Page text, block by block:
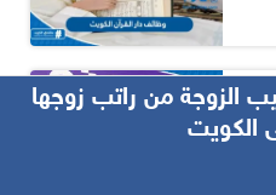
الزوجة من راتب زوجها
الكويت